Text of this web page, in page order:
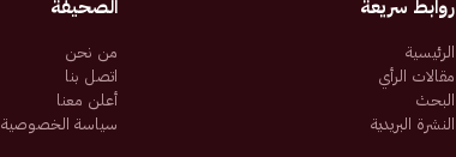
روابط سريعة
الرئيسية
مقالات الرأي
البحث
النشرة البريدية
الصحيفة
من نحن
اتصل بنا
أعلن معنا
سياسة الخصوصية